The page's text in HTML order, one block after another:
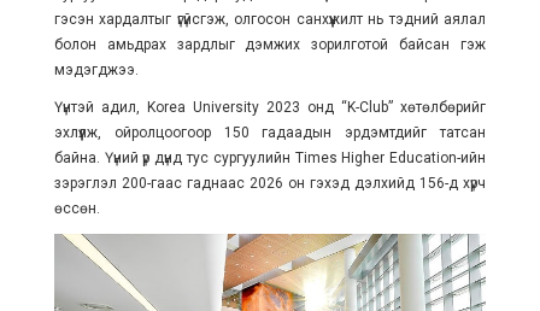
гэсэн хардалтыг үгүйсгэж, олгосон санхүүжилт нь тэдний аялал
болон амьдрах зардлыг дэмжих зорилготой байсан гэж
мэдэгджээ.
Үүнтэй адил, Korea University 2023 онд “K-Club” хөтөлбөрийг
эхлүүлж, ойролцоогоор 150 гадаадын эрдэмтдийг татсан
байна. Үүний үр дүнд тус сургуулийн Times Higher Education-ийн
зэрэглэл 200-гаас гаднаас 2026 он гэхэд дэлхийд 156-д хүрч
өссөн.